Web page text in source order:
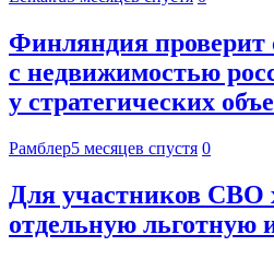
Финляндия проверит
с недвижимостью
у стратегических
Рамблер5 месяцев спустя 0
Для участников СВО
отдельную льготную